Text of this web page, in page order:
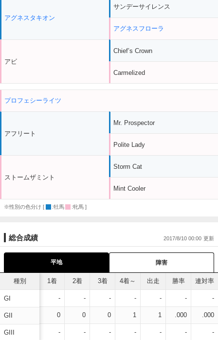
アグネスタキオン
アビ
サンデーサイレンス
アグネスフローラ
Chief’s Crown
Carmelized
プロフェシーライツ
アフリート
ストームザミント
Mr. Prospector
Polite Lady
Storm Cat
Mint Cooler
※性別の色分け [ :牡馬 :牝馬 ]
総合成績 2017/8/10 00:00
平地 障害
種別
GI
GII
GIII
1着 2着 3着 4着～ 出走 勝率 連対率
- - - - - - -
0 0 0 1 1 .000 .000
- - - - - - -